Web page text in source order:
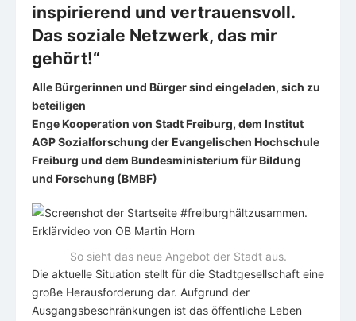
inspirierend und vertrauensvoll.
Das soziale Netzwerk, das mir
gehört!“
Alle Bürgerinnen und Bürger sind eingeladen, sich zu
beteiligen
Enge Kooperation von Stadt Freiburg, dem Institut
AGP Sozialforschung der Evangelischen Hochschule
Freiburg und dem Bundesministerium für Bildung
und Forschung (BMBF)
So sieht das neue Angebot der Stadt aus.
Die aktuelle Situation stellt für die Stadtgesellschaft eine
große Herausforderung dar. Aufgrund der
Ausgangsbeschränkungen ist das öffentliche Leben